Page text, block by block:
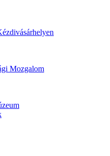
Mozgalom